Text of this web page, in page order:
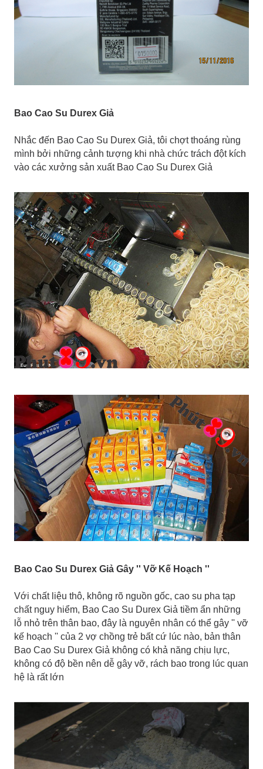
Bao Cao Su Durex Giả
Nhắc đến Bao Cao Su Durex Giả, tôi chợt thoáng rùng
mình bởi những cảnh tượng khi nhà chức trách đột kích
vào các xưởng sản xuất Bao Cao Su Durex Giả
Bao Cao Su Durex Giả Gây '' Vỡ Kế Hoạch ''
Với chất liệu thô, không rõ nguồn gốc, cao su pha tạp
chất nguy hiểm, Bao Cao Su Durex Giả tiềm ẩn những
lỗ nhỏ trên thân bao, đây là nguyên nhân có thể gây '' vỡ
kế hoạch '' của 2 vợ chồng trẻ bất cứ lúc nào, bản thân
Bao Cao Su Durex Giả không có khả năng chịu lực,
không có độ bền nên dễ gây vỡ, rách bao trong lúc quan
hệ là rất lớn